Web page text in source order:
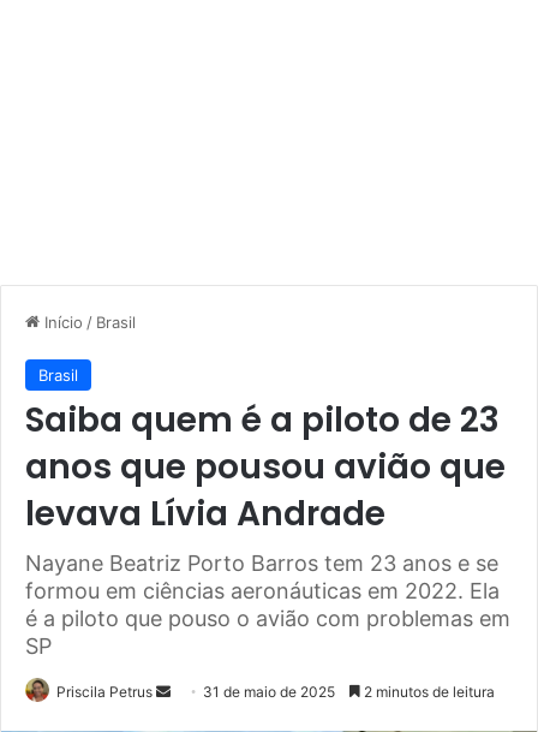
Início / Brasil
Brasil
Saiba quem é a piloto de 23
anos que pousou avião que
levava Lívia Andrade
Nayane Beatriz Porto Barros tem 23 anos e se
formou em ciências aeronáuticas em 2022. Ela
é a piloto que pouso o avião com problemas em
SP
Priscila Petrus 31 de maio de 2025 2 minutos de leitura